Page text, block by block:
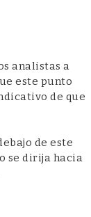
analistas a
este punto
de que
de este
se dirija hacia